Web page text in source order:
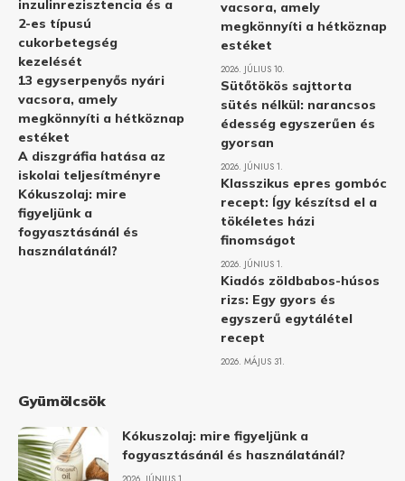
inzulinrezisztencia és a
2-es típusú
cukorbetegség
kezelését
13 egyserpenyős nyári
vacsora, amely
megkönnyíti a hétköznap
estéket
A diszgráfia hatása az
iskolai teljesítményre
Kókuszolaj: mire
figyeljünk a
fogyasztásánál és
használatánál?
vacsora, amely
megkönnyíti a hétköznap
estéket
2026. JÚLIUS 10.
Sütőtökös sajttorta
sütés nélkül: narancsos
édesség egyszerűen és
gyorsan
2026. JÚNIUS 1.
Klasszikus epres gombóc
recept: Így készítsd el a
tökéletes házi
finomságot
2026. JÚNIUS 1.
Kiadós zöldbabos-húsos
rizs: Egy gyors és
egyszerű egytálétel
recept
2026. MÁJUS 31.
Gyümölcsök
Kókuszolaj: mire figyeljünk a
fogyasztásánál és használatánál?